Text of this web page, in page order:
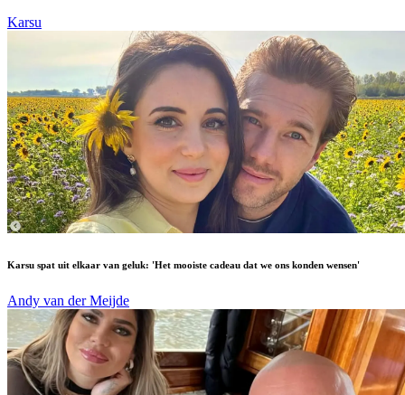
Karsu
Karsu spat uit elkaar van geluk: 'Het mooiste cadeau dat we ons konden wensen'
Andy van der Meijde